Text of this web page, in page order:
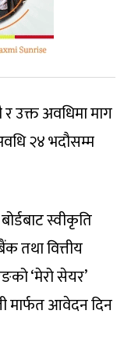
उक्त अवधिमा माग
२४ भदौसम्म
स्वीकृति
तथा वित्तीय
‘मेरो सेयर’
मार्फत आवेदन दिन